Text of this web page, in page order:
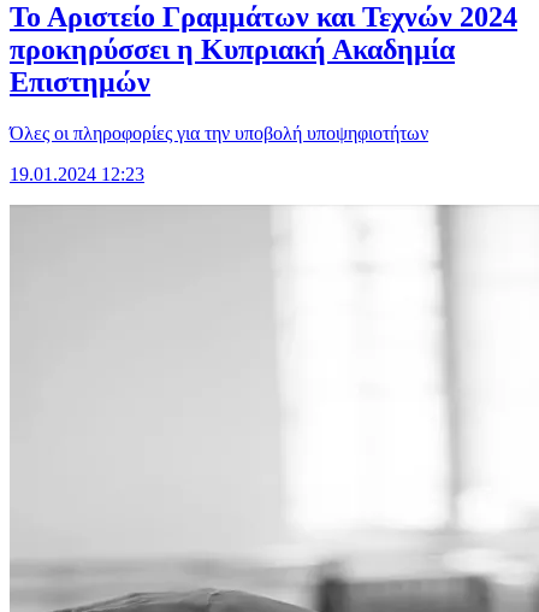
Το Αριστείο Γραμμάτων και Τεχνών 2024
προκηρύσσει η Κυπριακή Ακαδημία
Επιστημών
Όλες οι πληροφορίες για την υποβολή υποψηφιοτήτων
19.01.2024 12:23